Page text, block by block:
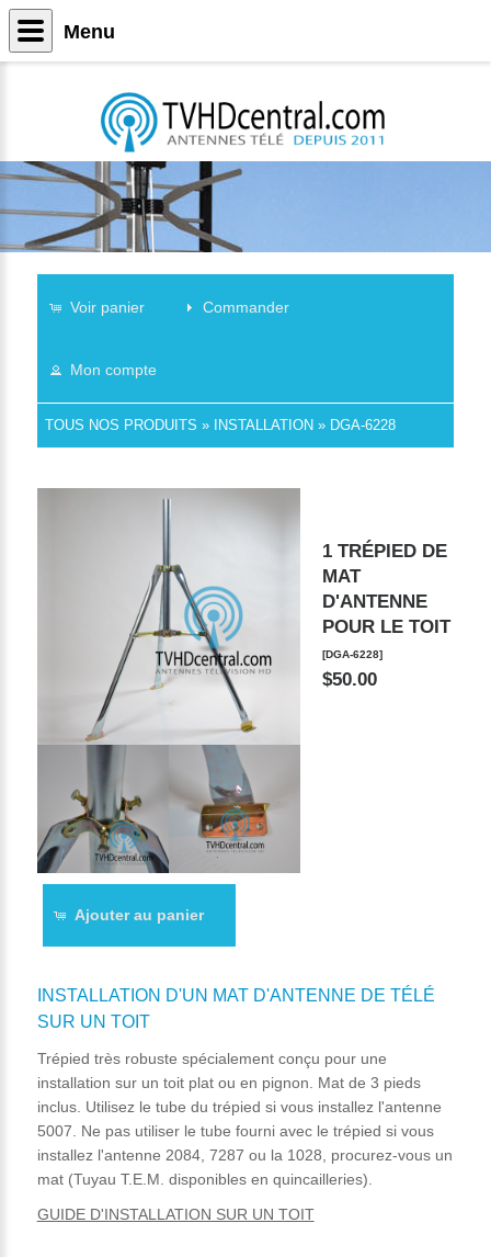
Voir panier Commander
Mon compte
TOUS NOS PRODUITS » INSTALLATION » DGA-6228
1 TRÉPIED DE
MAT
D'ANTENNE
POUR LE TOIT
[DGA-6228]
$50.00
Ajouter au panier
INSTALLATION D'UN MAT D'ANTENNE DE TÉLÉ
SUR UN TOIT
Trépied très robuste spécialement conçu pour une
installation sur un toit plat ou en pignon. Mat de 3 pieds
inclus. Utilisez le tube du trépied si vous installez l'antenne
5007. Ne pas utiliser le tube fourni avec le trépied si vous
installez l'antenne 2084, 7287 ou la 1028, procurez-vous un
mat (Tuyau T.E.M. disponibles en quincailleries).
GUIDE D'INSTALLATION SUR UN TOIT
Menu